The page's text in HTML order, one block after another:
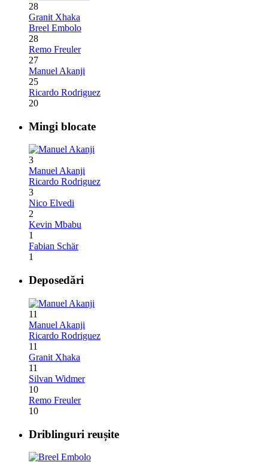
28
Granit Xhaka
Breel Embolo
28
Remo Freuler
27
Manuel Akanji
25
Ricardo Rodriguez
20
Mingi blocate
3
Manuel Akanji
Ricardo Rodriguez
3
Nico Elvedi
2
Kevin Mbabu
1
Fabian Schär
1
Deposedări
11
Manuel Akanji
Ricardo Rodriguez
11
Granit Xhaka
11
Silvan Widmer
10
Remo Freuler
10
Driblinguri reușite